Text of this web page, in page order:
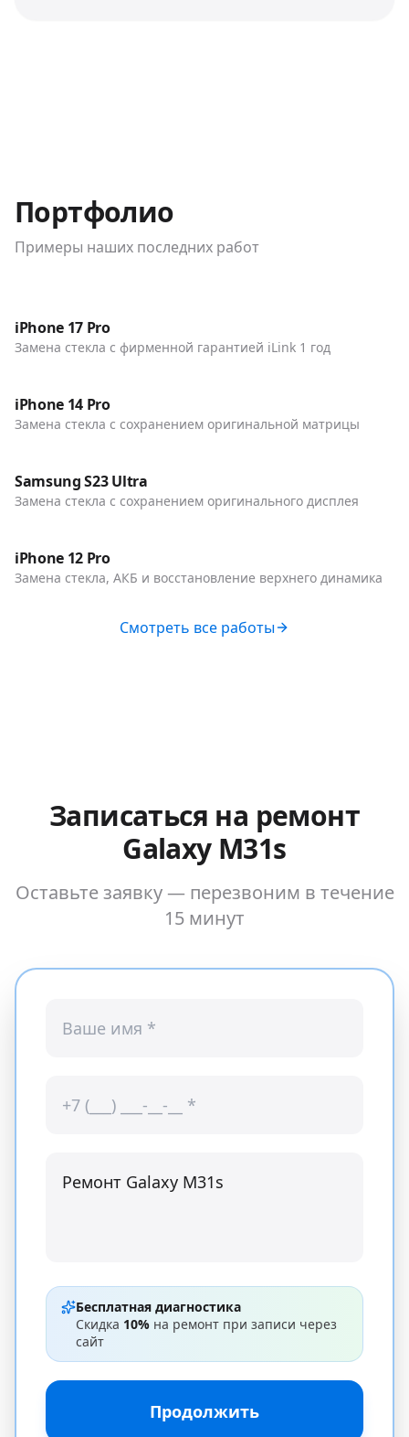
Портфолио
Примеры наших последних работ
Телефоны
iPhone 17 Pro
Замена стекла с фирменной гарантией iLink 1 год
Телефоны
До / После
iPhone 14 Pro
Замена стекла с сохранением оригинальной матрицы
Телефоны
До / После
Samsung S23 Ultra
Замена стекла с сохранением оригинального дисплея
Телефоны
До / После
iPhone 12 Pro
Замена стекла, АКБ и восстановление верхнего динамика
Смотреть все работы
Записаться на ремонт
Galaxy M31s
Оставьте заявку — перезвоним в течение
15 минут
Бесплатная диагностика
Скидка 10% на ремонт при записи через
сайт
Продолжить